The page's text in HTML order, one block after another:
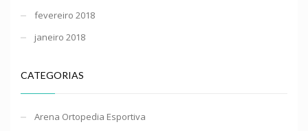
fevereiro 2018
janeiro 2018
CATEGORIAS
Arena Ortopedia Esportiva